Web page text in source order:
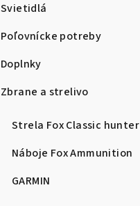
Svietidlá
Poľovnícke potreby
Doplnky
Zbrane a strelivo
Strela Fox Classic hunter
Náboje Fox Ammunition
GARMIN